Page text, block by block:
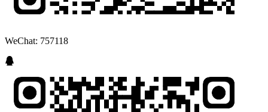
WeChat: 757118